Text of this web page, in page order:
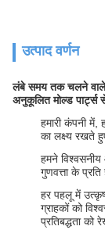
उत्पाद वर्णन
लंबे समय तक चलने वाले
अनुकूलित मोल्ड पार्ट्स
हमारी कंपनी में,
का लक्ष्य रखते
हमने विश्वसनीय
गुणवत्ता के
हर पहलू में
ग्राहकों को
प्रतिबद्धता को